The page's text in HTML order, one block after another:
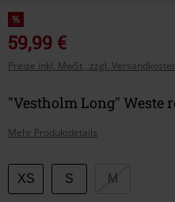
%
59,99 €
Preise inkl. MwSt., zzgl.
"Vestholm Long" Weste
Mehr Produktdetails
Wähle
deine
XS S M